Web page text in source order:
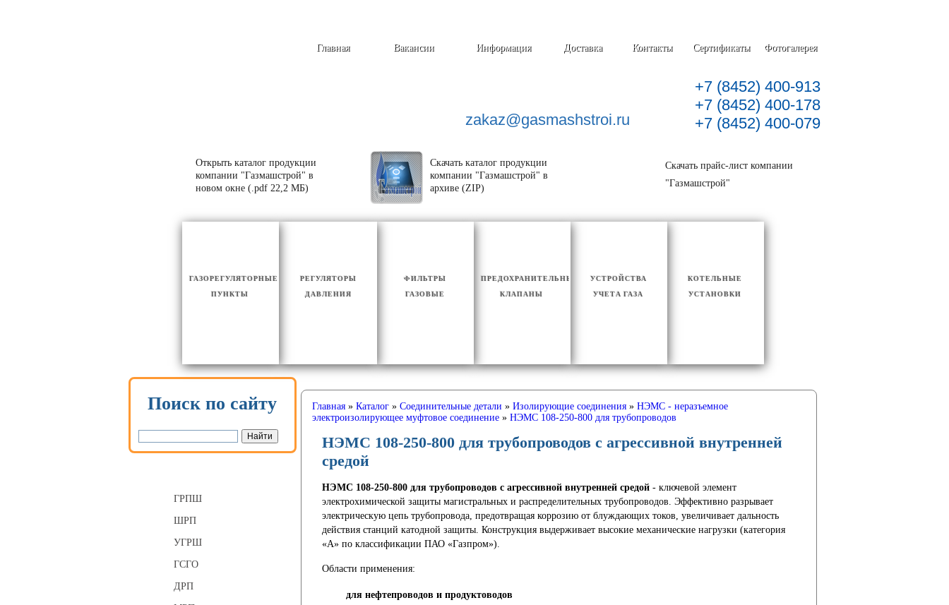
Фотогалерея
Сертификаты
Контакты
Доставка
Информация
Вакансии
Главная
zakaz@gasmashstroi.ru
+7 (8452) 400-913
+7 (8452) 400-178
+7 (8452) 400-079
Открыть каталог продукции
компании "Газмашстрой" в
новом окне (.pdf 22,2 МБ)
Скачать каталог продукции
компании "Газмашстрой" в
архиве (ZIP)
Скачать прайс-лист компании
"Газмашстрой"
КОТЕЛЬНЫЕ
УСТАНОВКИ
УСТРОЙСТВА
УЧЕТА ГАЗА
ПРЕДОХРАНИТЕЛЬНЫЕ
КЛАПАНЫ
ФИЛЬТРЫ
ГАЗОВЫЕ
РЕГУЛЯТОРЫ
ДАВЛЕНИЯ
ГАЗОРЕГУЛЯТОРНЫЕ
ПУНКТЫ
Поиск по сайту
ГРПШ
ШРП
УГРШ
ГСГО
ДРП
Главная» Каталог» Соединительные детали » Изолирующие соединения» НЭМС - неразъемное
электроизолирующее муфтовое соединение» НЭМС 108-250-800 для трубопроводов
НЭМС 108-250-800 для трубопроводов с агрессивной внутренней
средой
НЭМС 108-250-800 для трубопроводов с агрессивной внутренней средой- ключевой элемент
электрохимической защиты магистральных и распределительных трубопроводов. Эффективно разрывает
электрическую цепь трубопровода, предотвращая коррозию от блуждающих токов, увеличивает дальность
действия станций катодной защиты. Конструкция выдерживает высокие механические нагрузки (категория
«А» по классификации ПАО «Газпром»).
Области применения:
для нефтепроводов и продуктоводов